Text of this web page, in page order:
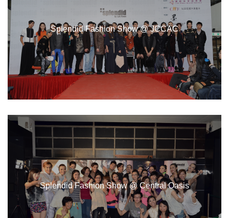
Splendid Fashion Show @ JCCAC
Splendid Fashion Show @ Central Oasis